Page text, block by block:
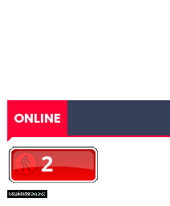
ONLINE